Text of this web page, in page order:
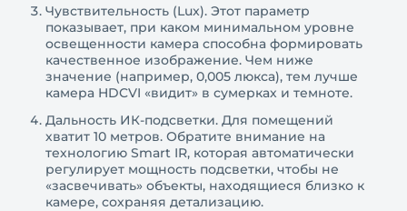
Чувствительность (Lux). Этот параметр
показывает, при каком минимальном уровне
освещенности камера способна формировать
качественное изображение. Чем ниже
значение (например, 0,005 люкса), тем лучше
камера HDCVI «видит» в сумерках и темноте.
Дальность ИК-подсветки. Для помещений
хватит 10 метров. Обратите внимание на
технологию Smart IR, которая автоматически
регулирует мощность подсветки, чтобы не
«засвечивать» объекты, находящиеся близко к
камере, сохраняя детализацию.